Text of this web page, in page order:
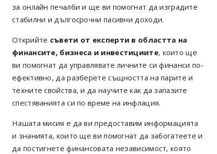
за онлайн печалби и ще ви помогнат да изградите
стабилни и дългосрочни пасивни доходи.
Открийте съвети от експерти в областта на
финансите, бизнеса и инвестициите, които ще
ви помогнат да управлявате личните си финанси по-
ефективно, да разберете същността на парите и
техните свойства, и да научите как да запазите
спестяванията си по време на инфлация.
Нашата мисия е да ви предоставим информацията
и знанията, които ще ви помогнат да забогатеете и
да постигнете финансовата независимост, която